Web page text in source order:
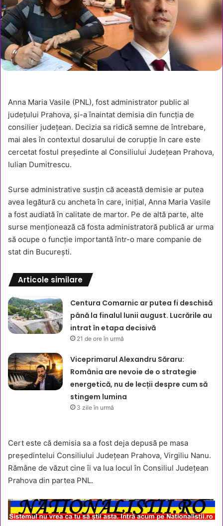
Anna Maria Vasile (PNL), fost administrator public al
județului Prahova, și-a înaintat demisia din funcția de
consilier județean. Decizia sa ridică semne de întrebare,
mai ales în contextul dosarului de corupție în care este
cercetat fostul președinte al Consiliului Județean Prahova,
Iulian Dumitrescu.
Surse administrative susțin că această demisie ar putea
avea legătură cu ancheta în care, inițial, Anna Maria Vasile
a fost audiată în calitate de martor. Pe de altă parte, alte
surse menționează că fosta administratoră publică ar urma
să ocupe o funcție importantă într-o mare companie de
stat din București.
Articole similare
Centura Comarnic ar putea fi deschisă
până la finalul lunii august. Lucrările au
intrat în etapa decisivă
21 de ore în urmă
Viceprimarul Alexandru Săraru:
România are nevoie de o strategie
energetică, nu de lecții despre cum să
stingem lumina
3 zile în urmă
Cert este că demisia sa a fost deja depusă pe masa
președintelui Consiliului Județean Prahova, Virgiliu Nanu.
Rămâne de văzut cine îi va lua locul în Consiliul Județean
Prahova din partea PNL.